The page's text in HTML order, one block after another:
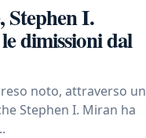
Stephen I.
dimissioni dal
reso noto, attraverso un
Stephen I. Miran ha